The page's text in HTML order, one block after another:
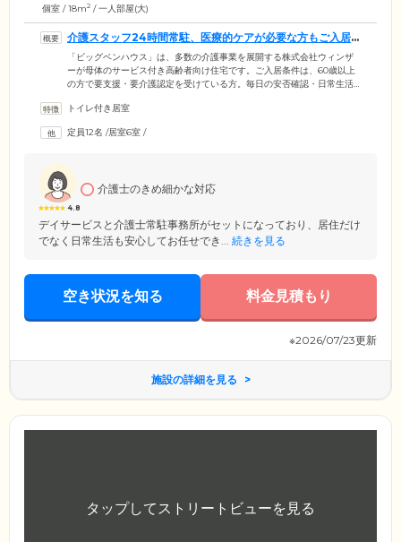
個室 / 18m2 / 一人部屋(大)
介護スタッフ24時間常駐、医療的ケアが必要な方もご入居
可能です
「ビッグベンハウス」は、多数の介護事業を展開する株式会社ウィンザ
ーが母体のサービス付き高齢者向け住宅です。ご入居条件は、60歳以上
の方で要支援・要介護認定を受けている方。毎日の安否確認・日常生活
す。介護スタッフは24時間365日常駐しており、夜間も巡回しています。
科医の往診を実施。必要に応じた診察や治療を受けられます。ストー
トイレ付き居室
定員12名 /居室6室 /
4.8
介護士のきめ細かな対応
デイサービスと介護士常駐事務所がセットになっており、居住だけ
でなく日常生活も安心してお任せでき... 続きを見る
空き状況を知る 料金見積もり
※2026/07/23更新
施設の詳細を見る